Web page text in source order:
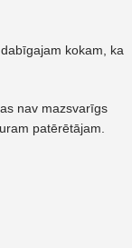
kokam, ka
nav mazsvarīgs
patērētājam.